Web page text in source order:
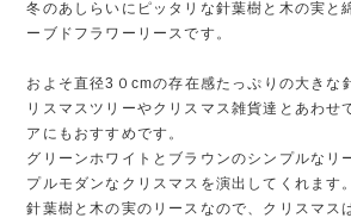
冬のあしらいにピッタリな針葉樹と木の実と
ーブドフラワーリースです。
およそ直径3０cmの存在感たっぷりの大きな
リスマスツリーやクリスマス雑貨達とあわせ
アにもおすすめです。
グリーンホワイトとブラウンのシンプルなリ
プルモダンなクリスマスを演出してくれます。
針葉樹と木の実のリースなので、クリスマス